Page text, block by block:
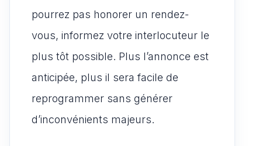
pourrez pas honorer un rendez-
vous, informez votre interlocuteur le
plus tôt possible. Plus l’annonce est
anticipée, plus il sera facile de
reprogrammer sans générer
d’inconvénients majeurs.